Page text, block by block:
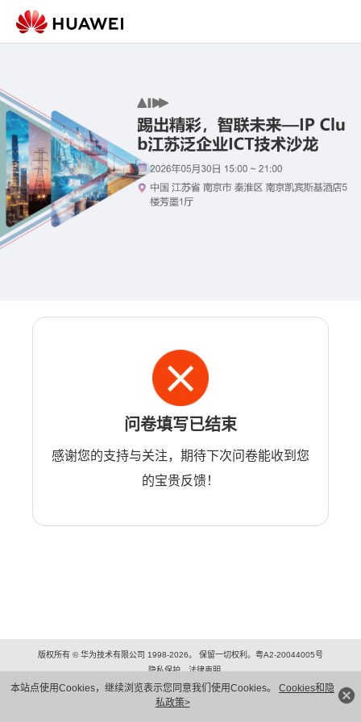
本站点使用Cookies，继续浏览表示您同意我们使用Cookies。 Cookies和隐
私政策>
问卷填写已结束
感谢您的支持与关注，期待下次问卷能收到您
的宝贵反馈！
版权所有 © 华为技术有限公司 1998-2026。 保留一切权利。粤A2-20044005号
隐私保护
法律声明